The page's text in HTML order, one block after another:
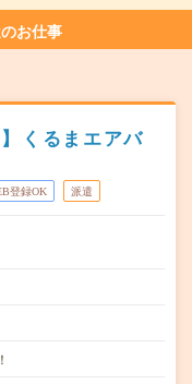
お仕事
くるまエアバ
登録OK 派遣